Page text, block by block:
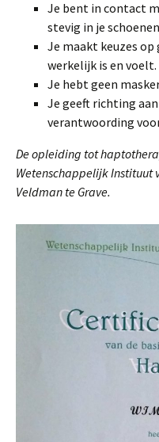
Je bent in contact
stevig in je
Je maakt keuzes
werkelijk is en voelt.
Je hebt geen
Je geeft richting
verantwoording
De opleiding tot
Wetenschappelijk Instituut
Veldman te Grave.